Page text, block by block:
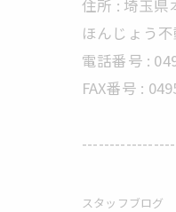
住所 : 埼玉県
ほんじょう
電話番号 :
FAX番号 :
スタッフブログ